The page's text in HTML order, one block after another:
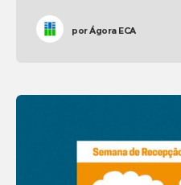
porÁgora ECA